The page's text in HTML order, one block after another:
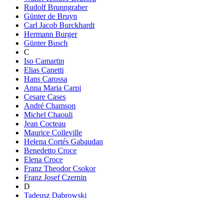
Rudolf Brunngraber
Günter de Bruyn
Carl Jacob Burckhardt
Hermann Burger
Günter Busch
C
Iso Camartin
Elias Canetti
Hans Carossa
Anna Maria Carpi
Cesare Cases
André Chamson
Michel Chaouli
Jean Cocteau
Maurice Colleville
Helena Cortés Gabaudan
Benedetto Croce
Elena Croce
Franz Theodor Csokor
Franz Josef Czernin
D
Tadeusz Dąbrowski